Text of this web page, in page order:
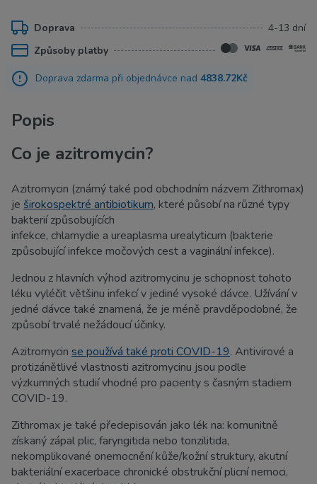
Doprava
4-13 dní
Způsoby platby
Doprava zdarma při objednávce nad 4838.72Kč
Popis
Co je azitromycin?
Azitromycin (známý také pod obchodním názvem Zithromax)
je širokospektré antibiotikum, které působí na různé typy
bakterií způsobujících
infekce, chlamydie a ureaplasma urealyticum (bakterie
způsobující infekce močových cest a vaginální infekce).
Jednou z hlavních výhod azitromycinu je schopnost tohoto
léku vyléčit většinu infekcí v jediné vysoké dávce. Užívání v
jedné dávce také znamená, že je méně pravděpodobné, že
způsobí trvalé nežádoucí účinky.
Azitromycin se používá také proti COVID-19. Antivirové a
protizánětlivé vlastnosti azitromycinu jsou podle
výzkumných studií vhodné pro pacienty s časným stadiem
COVID-19.
Zithromax je také předepisován jako lék na: komunitně
získaný zápal plic, faryngitida nebo tonzilitida,
nekomplikované onemocnění kůže/kožní struktury, akutní
bakteriální exacerbace chronické obstrukční plicní nemoci,